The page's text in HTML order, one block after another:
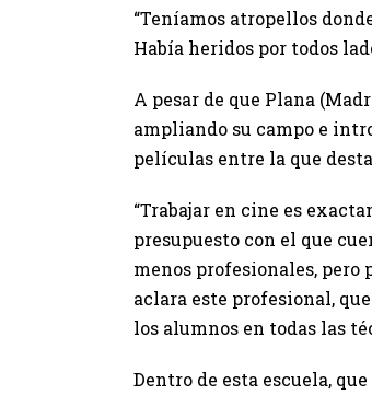
“Teníamos atropellos
Había heridos por todos
A pesar de que Plana
ampliando su campo e
películas entre la que
“Trabajar en cine es
presupuesto con el que
menos profesionales,
aclara este profesional,
los alumnos en todas las
Dentro de esta escuela,